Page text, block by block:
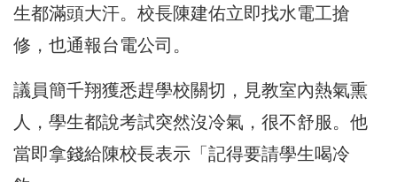
生都滿頭大汗。校長陳建佑立即找水電工搶
修，也通報台電公司。
議員簡千翔獲悉趕學校關切，見教室內熱氣熏
人，學生都說考試突然沒冷氣，很不舒服。他
當即拿錢給陳校長表示「記得要請學生喝冷